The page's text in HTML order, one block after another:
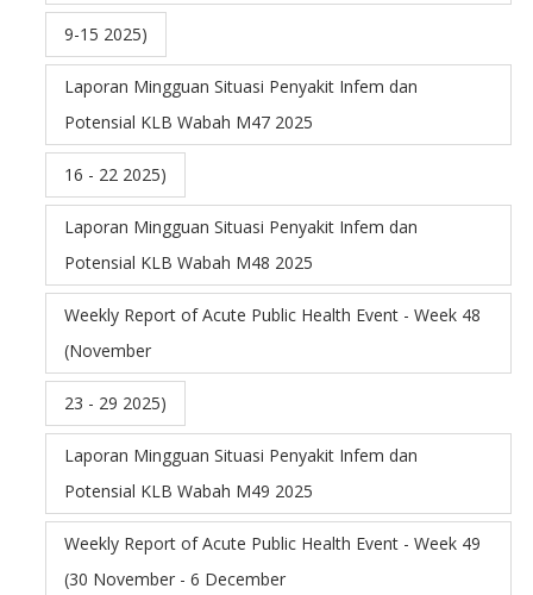
9-15 2025)
Laporan Mingguan Situasi Penyakit Infem dan
Potensial KLB Wabah M47 2025
16 - 22 2025)
Laporan Mingguan Situasi Penyakit Infem dan
Potensial KLB Wabah M48 2025
Weekly Report of Acute Public Health Event - Week 48
(November
23 - 29 2025)
Laporan Mingguan Situasi Penyakit Infem dan
Potensial KLB Wabah M49 2025
Weekly Report of Acute Public Health Event - Week 49
(30 November - 6 December